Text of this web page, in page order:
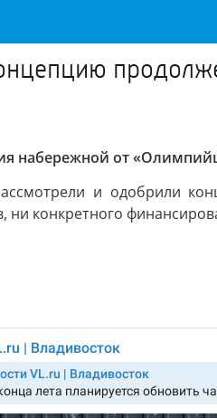
набережной от
и одобрили
конкретного